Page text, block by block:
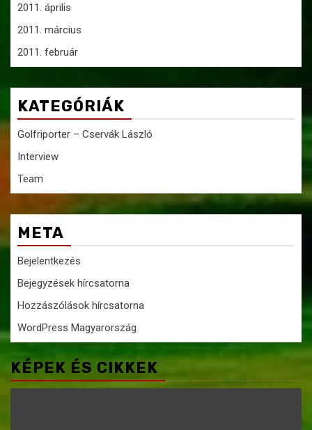
2011. április
2011. március
2011. február
KATEGÓRIÁK
Golfriporter – Cservák László
Interview
Team
META
Bejelentkezés
Bejegyzések hírcsatorna
Hozzászólások hírcsatorna
WordPress Magyarország
KÉPEK ÉS CIKKEK